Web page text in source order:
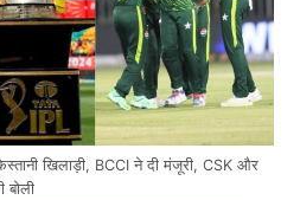
खिलाड़ी, BCCI ने दी मंजूरी, CSK और